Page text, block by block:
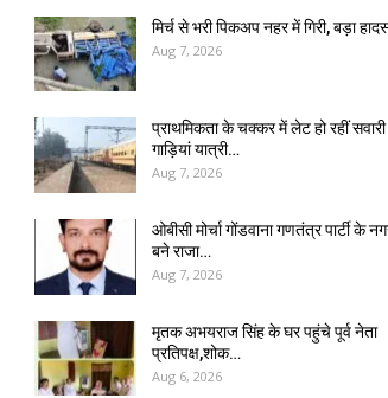
मिर्च से भरी पिकअप नहर में गिरी, बड़ा
Aug 7, 2026
प्राथमिकता के चक्कर में लेट हो रहीं सवारी
गाड़ियां यात्री…
Aug 7, 2026
ओबीसी मोर्चा गोंडवाना गणतंत्र पार्टी के
बने राजा…
Aug 7, 2026
मृतक अभयराज सिंह के घर पहुंचे पूर्व नेता
प्रतिपक्ष,शोक…
Aug 6, 2026